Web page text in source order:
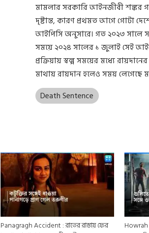
মামলার সরকারি আইনজীবী শঙ্কর
দৃষ্টান্ত, কারণ প্রথমত আগে গোটা
আইপিসি অনুসারে। গত ২০২৩ সালে
সময়ে ২০২৪ সালের ১ জুলাই সেই
প্রক্রিয়ায় স্বল্প সময়ের মধ্যে
মাথায় রায়দান হলেও সময় লেগেছে
Death Sentence
Panagragh Accident : রাতের রাস্তায় ফের
Howrah